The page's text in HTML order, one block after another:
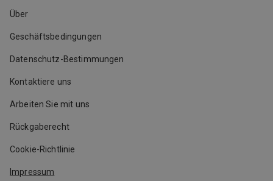
Über
Geschäftsbedingungen
Datenschutz-Bestimmungen
Kontaktiere uns
Arbeiten Sie mit uns
Rückgaberecht
Cookie-Richtlinie
Impressum